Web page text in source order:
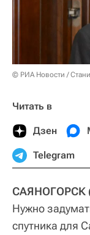
© РИА Новости /
Читать в
Дзен
Telegram
САЯНОГОРСК
Нужно
спутника для